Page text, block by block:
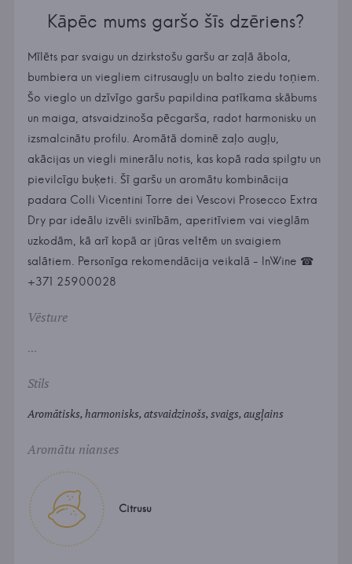
Kāpēc mums garšo šīs dzēriens?
Mīlēts par svaigu un dzirkstošu garšu ar zaļā ābola,
bumbiera un viegliem citrusaugļu un balto ziedu toņiem.
Šo vieglo un dzīvīgo garšu papildina patīkama skābums
un maiga, atsvaidzinoša pēcgarša, radot harmonisku un
izsmalcinātu profilu. Aromātā dominē zaļo augļu,
akācijas un viegli minerālu notis, kas kopā rada spilgtu un
pievilcīgu buķeti. Šī garšu un aromātu kombinācija
padara Colli Vicentini Torre dei Vescovi Prosecco Extra
Dry par ideālu izvēli svinībām, aperitīviem vai vieglām
uzkodām, kā arī kopā ar jūras veltēm un svaigiem
salātiem. Personīga rekomendācija veikalā - InWine ☎
+371 25900028
Vēsture
...
Stils
Aromātisks, harmonisks, atsvaidzinošs, svaigs, augļains
Aromātu nianses
Citrusu